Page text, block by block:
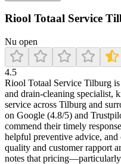
Riool Totaal Service
Nu open
4.5
Riool Totaal Service Tilburg
and drain-cleaning specialist,
service across Tilburg and
on Google (4.8/5) and
commend their timely
helpful preventive advice,
quality and customer rapport
notes that